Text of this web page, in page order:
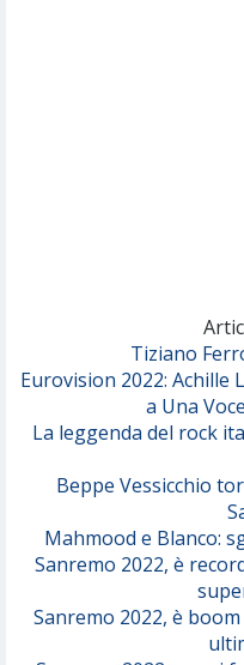
Serenamente
Tiziano
Eurovision 2022: Achille
a Una
La leggenda del rock
Beppe Vessicchio
Mahmood e Blanco:
Sanremo 2022, è
Sanremo 2022, è